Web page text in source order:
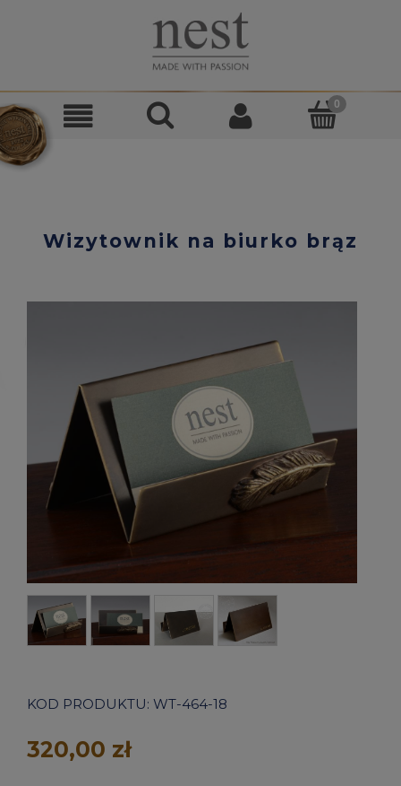
Wizytownik na biurko brąz
KOD PRODUKTU: WT-464-18
320,00 zł